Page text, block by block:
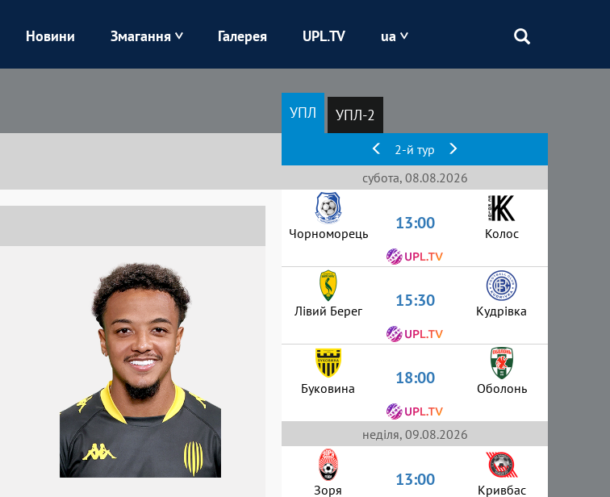
Колос Кривбас
Оболонь
Новини Змагання Галерея UPL.TV ua
УПЛ УПЛ-2
2-й тур
субота, 08.08.2026
Чорноморець 13:00 Колос
Лівий Берег 15:30 Кудрівка
Буковина 18:00 Оболонь
неділя, 09.08.2026
Зоря 13:00 Кривбас